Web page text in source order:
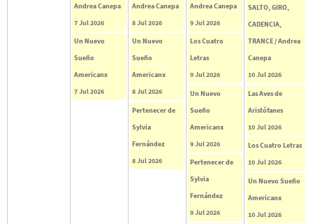
Andrea Canepa
7 Jul 2026
Un Nuevo
Sueño
Americanx
7 Jul 2026
Andrea Canepa
8 Jul 2026
Un Nuevo
Sueño
Americanx
8 Jul 2026
Pertenecer de
Sylvia
Fernández
8 Jul 2026
Andrea Canepa
9 Jul 2026
Los Cuatro
Letras
9 Jul 2026
Un Nuevo
Sueño
Americanx
9 Jul 2026
Pertenecer de
Sylvia
Fernández
9 Jul 2026
SALTO, GIRO,
CADENCIA,
TRANCE / Andrea
Canepa
10 Jul 2026
Las Aves de
Aristófanes
10 Jul 2026
Los Cuatro Letras
10 Jul 2026
Un Nuevo Sueño
Americanx
10 Jul 2026